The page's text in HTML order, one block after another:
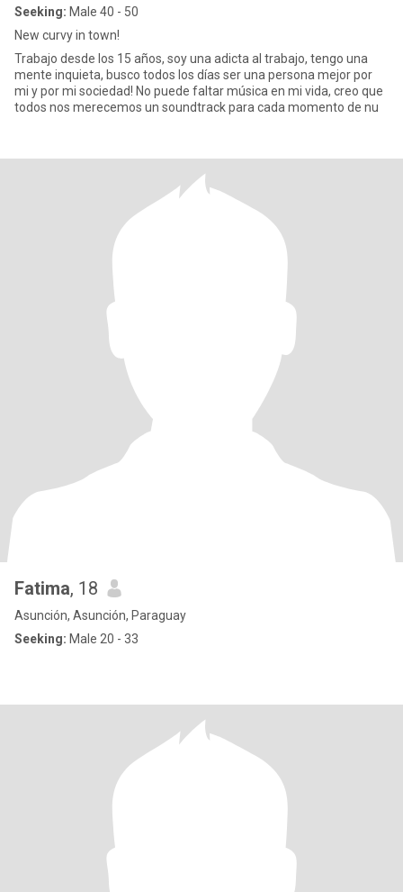
Seeking: Male 40 - 50
New curvy in town!
Trabajo desde los 15 años, soy una adicta al trabajo, tengo una
mente inquieta, busco todos los días ser una persona mejor por
mi y por mi sociedad! No puede faltar música en mi vida, creo que
todos nos merecemos un soundtrack para cada momento de nu
Fatima, 18
Asunción, Asunción, Paraguay
Seeking: Male 20 - 33